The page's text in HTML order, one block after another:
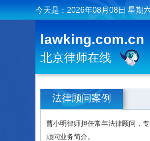
今天是： 2026年08月08日 星期
lawking.com.cn
北京律师在线
法律顾问案例
曹小明律师担任常年法律顾问，
顾问业务简介。